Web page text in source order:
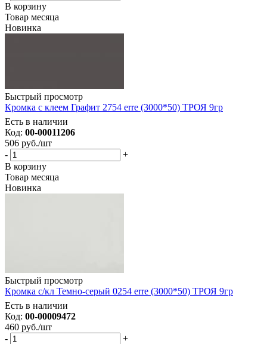
В корзину
Товар месяца
Новинка
Быстрый просмотр
Кромка с клеем Графит 2754 erre (3000*50) ТРОЯ 9гр
Есть в наличии
Код: 00-00011206
506 руб./шт
-
+
В корзину
Товар месяца
Новинка
Быстрый просмотр
Кромка с/кл Темно-серый 0254 erre (3000*50) ТРОЯ 9гр
Есть в наличии
Код: 00-00009472
460 руб./шт
-
+